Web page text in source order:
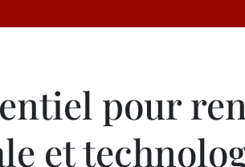
pour
et